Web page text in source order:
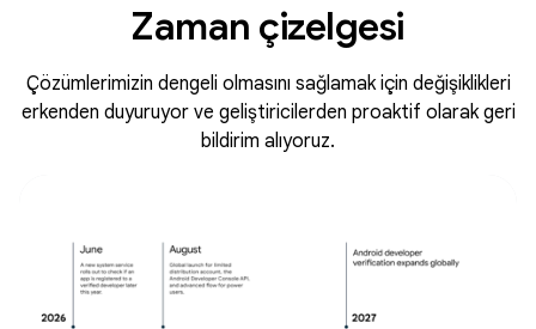
Zaman çizelgesi
Çözümlerimizin dengeli olmasını sağlamak için değişiklikleri
erkenden duyuruyor ve geliştiricilerden proaktif olarak geri
bildirim alıyoruz.